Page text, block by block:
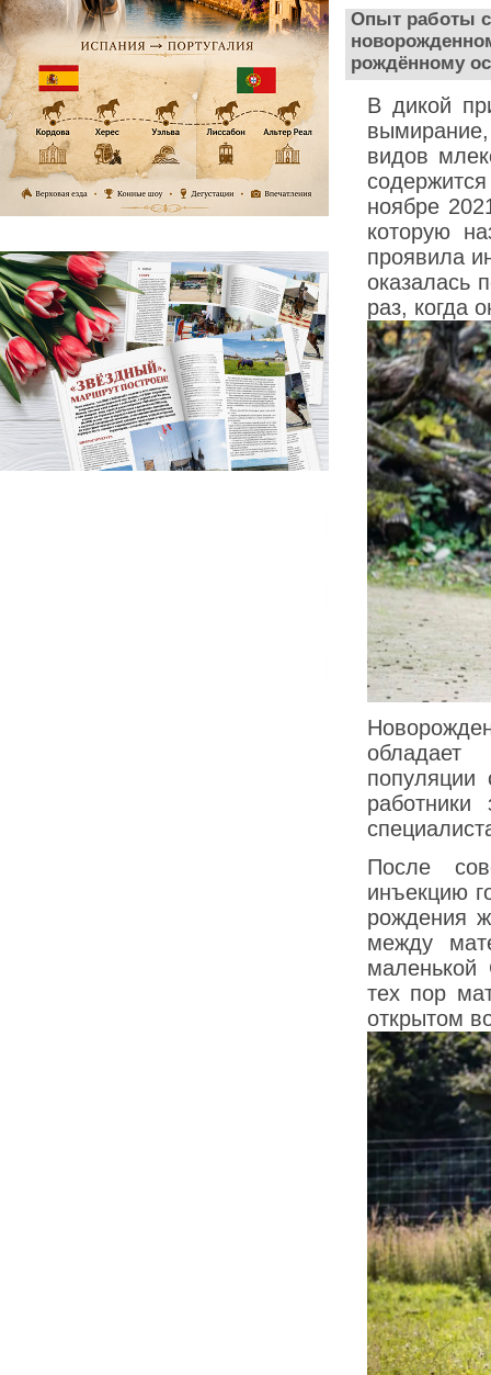
Опыт работы
рождённому
В дикой
видов
ноябре
которую
проявила
оказалась
раз, когда
популяции
работники
После
инъекцию
рождения
между
тех пор
открытом